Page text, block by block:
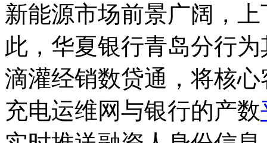
新能源市场前景广阔，
此，华夏银行青岛分行
滴灌经销数贷通，将核
充电运维网与银行的产数